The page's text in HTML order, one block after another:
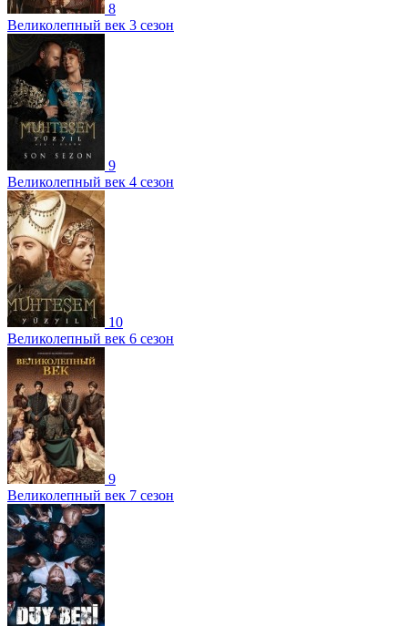
8
Великолепный век 3 сезон
9
Великолепный век 4 сезон
10
Великолепный век 6 сезон
9
Великолепный век 7 сезон